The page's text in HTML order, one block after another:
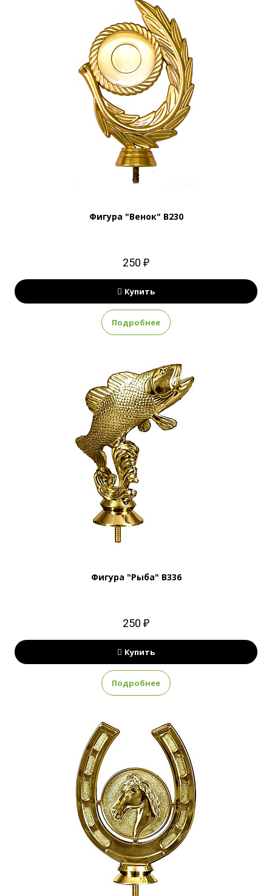
Фигура "Венок" B230
250 ₽
Купить
Подробнее
Фигура "Рыба" B336
250 ₽
Купить
Подробнее